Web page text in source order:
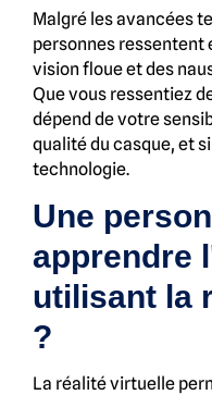
Malgré les avancées
personnes ressentent
vision floue et des
Que vous ressentiez
dépend de votre
qualité du casque, et
technologie.
Une
apprendre
utilisant la
?
La réalité virtuelle